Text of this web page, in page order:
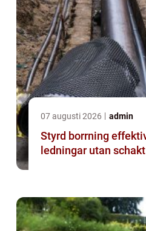
07 augusti 2026 admin
Styrd borrning effektiv framdragning av
ledningar utan schakt